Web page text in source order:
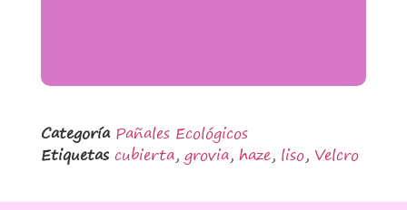
Categoría Pañales Ecológicos
Etiquetas cubierta, grovia, haze, liso, Velcro